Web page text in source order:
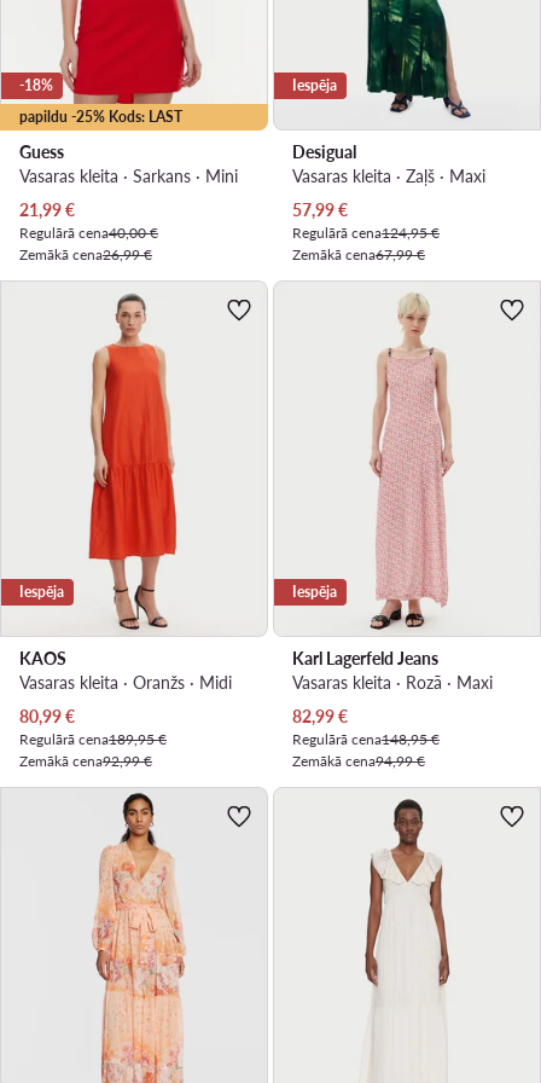
papildu -25% Kods: LAST
-18%
Guess
Vasaras kleita · Sarkans · Mini
Pašreizējā cena
21,99€
Regulārā cena40,00 €
Zemākā cena26,99 €
Iespēja
Desigual
Vasaras kleita · Zaļš · Maxi
Pašreizējā cena
57,99€
Regulārā cena124,95 €
Zemākā cena67,99 €
Iespēja
KAOS
Vasaras kleita · Oranžs · Midi
Pašreizējā cena
80,99€
Regulārā cena189,95 €
Zemākā cena92,99 €
Iespēja
Karl Lagerfeld Jeans
Vasaras kleita · Rozā · Maxi
Pašreizējā cena
82,99€
Regulārā cena148,95 €
Zemākā cena94,99 €